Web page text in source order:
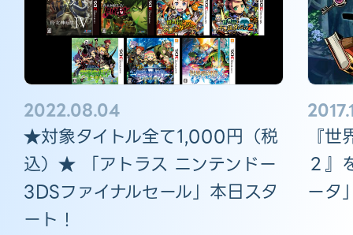
2022.08.04
★対象タイトル全て1,000円（税
込）★ 「アトラス ニンテンドー
3DSファイナルセール」本日スタ
ート！
『
２』
ータ